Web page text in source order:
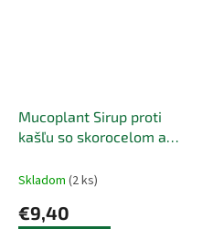
Mucoplant Sirup proti
kašľu so skorocelom a
Skladom (2 ks)
€9,40